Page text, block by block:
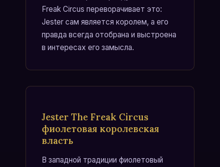
Freak Circus переворачивает это:
Jester сам является королем, а его
правда всегда отобрана и выстроена
в интересах его замысла.
Jester The Freak Circus
фиолетовая королевская
власть
В западной традиции фиолетовый